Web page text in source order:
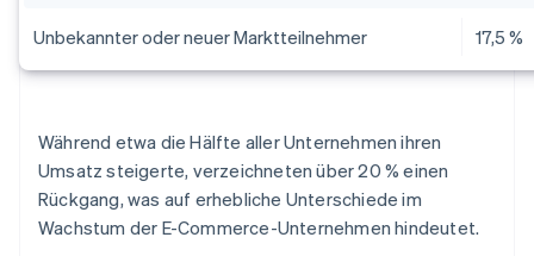
Unbekannter oder neuer Marktteilnehmer 17,5 %
Während etwa die Hälfte aller Unternehmen ihren
Umsatz steigerte, verzeichneten über 20 % einen
Rückgang, was auf erhebliche Unterschiede im
Wachstum der E-Commerce-Unternehmen hindeutet.